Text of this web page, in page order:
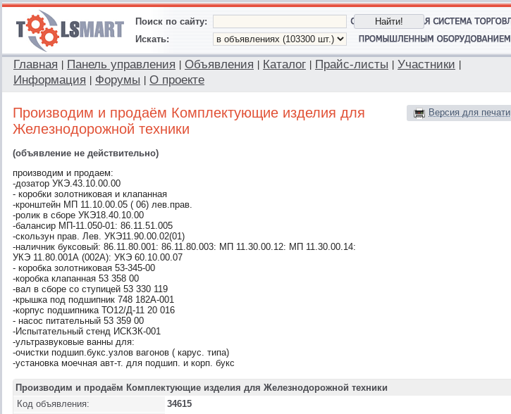
Поиск по сайту:
Искать:
Главная Панель управления Объявления Каталог Прайс-листы Участники
Информация Форумы О проекте
Версия для печати
Производим и продаём Комплектующие изделия для
Железнодорожной техники
(объявление не действительно)
производим и продаем:
-дозатор УКЭ.43.10.00.00
- коробки золотниковая и клапанная
-кронштейн МП 11.10.00.05 ( 06) лев.прав.
-ролик в сборе УКЭ18.40.10.00
-балансир МП-11.050-01: 86.11.51.005
-скользун прав. Лев. УКЭ11.90.00.02(01)
-наличник буксовый: 86.11.80.001: 86.11.80.003: МП 11.30.00.12: МП 11.30.00.14:
УКЭ 11.80.001А (002А): УКЭ 60.10.00.07
- коробка золотниковая 53-345-00
-коробка клапанная 53 358 00
-вал в сборе со ступицей 53 330 119
-крышка под подшипник 748 182А-001
-корпус подшипника ТО12/Д-11 20 016
- насос питательный 53 359 00
-Испытательный стенд ИСКЗК-001
-ультразвуковые ванны для:
-очистки подшип.букс.узлов вагонов ( карус. типа)
-установка моечная авт-т. для подшип. и корп. букс
Производим и продаём Комплектующие изделия для Железнодорожной техники
Код объявления:
34615